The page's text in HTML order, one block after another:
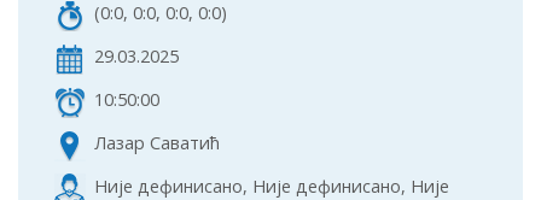
(0:0, 0:0, 0:0, 0:0)
29.03.2025
10:50:00
Лазар Саватић
Није дефинисано, Није дефинисано, Није